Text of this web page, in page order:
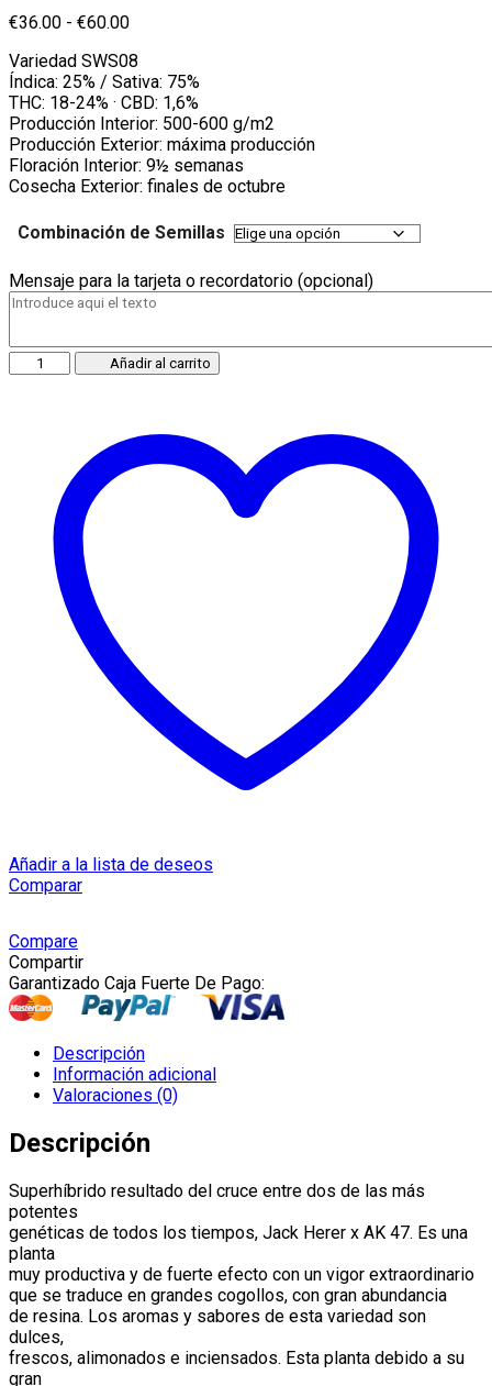
€36.00 - €60.00Rango
precios:
desde
€36.00
hasta
€60.00
Variedad SWS08
Índica: 25% / Sativa: 75%
THC: 18-24% · CBD: 1,6%
Producción Interior: 500-600 g/m2
Producción Exterior: máxima producción
Floración Interior: 9½ semanas
Cosecha Exterior: finales de octubre
Combinación de Semillas
Mensaje para la tarjeta o recordatorio (opcional)
Jack
Añadir al carrito
Añadir a la lista de deseos
Comparar
Compare
Compartir
Garantizado Caja Fuerte De Pago:
Descripción
Información adicional
Valoraciones (0)
Descripción
Superhíbrido resultado del cruce entre dos de las más
potentes
genéticas de todos los tiempos, Jack Herer x AK 47. Es una
planta
muy productiva y de fuerte efecto con un vigor extraordinario
que se traduce en grandes cogollos, con gran abundancia
de resina. Los aromas y sabores de esta variedad son
dulces,
frescos, alimonados e inciensados. Esta planta debido a su
gran